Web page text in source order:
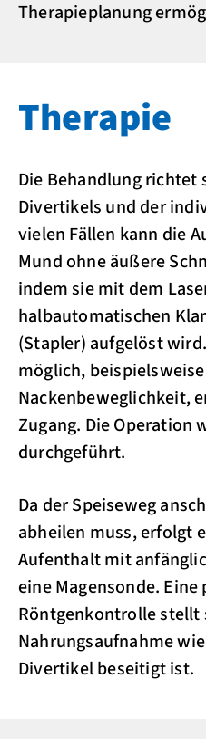
Therapieplanung
Therapie
Die Behandlung richtet
Divertikels und der
vielen Fällen kann die
Mund ohne äußere
indem sie mit dem
halbautomatischen
(Stapler) aufgelöst
möglich,
Nackenbeweglichkeit,
Zugang. Die Operation
durchgeführt.
Da der Speiseweg
abheilen muss, erfolgt
Aufenthalt mit
eine Magensonde.
Röntgenkontrolle stellt
Nahrungsaufnahme
Divertikel beseitigt ist.